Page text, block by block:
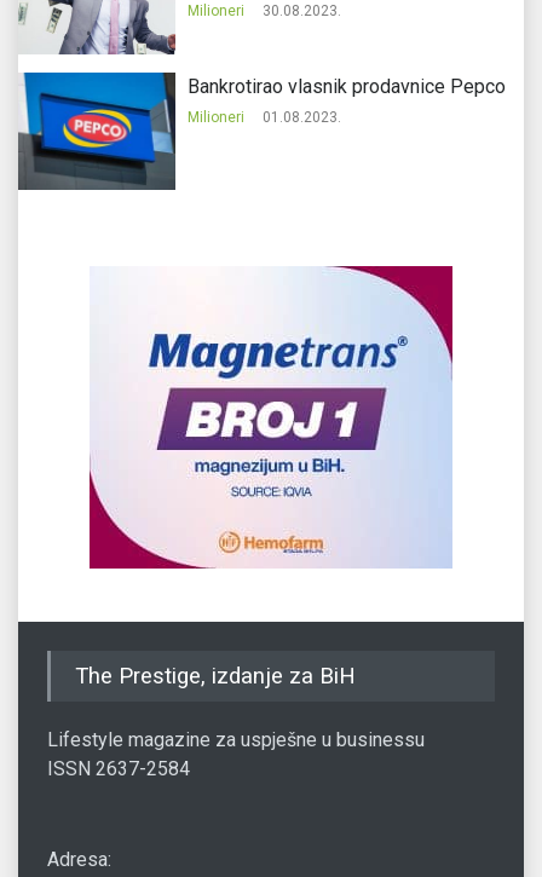
Milioneri 30.08.2023.
Bankrotirao vlasnik prodavnice Pepco
Milioneri 01.08.2023.
The Prestige, izdanje za BiH
Lifestyle magazine za uspješne u businessu
ISSN 2637-2584
Adresa: